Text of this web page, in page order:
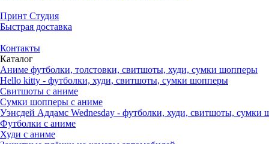
Принт Студия
Быстрая доставка
Контакты
Каталог
Аниме футболки, толстовки, свитшоты, худи, сумки шопперы
Hello kitty - футболки, худи, свитшоты, сумки шопперы
Свитшоты с аниме
Сумки шопперы с аниме
Уэнсдей Аддамс Wednesday - футболки, худи, свитшоты, сумки
Футболки с аниме
Худи с аниме